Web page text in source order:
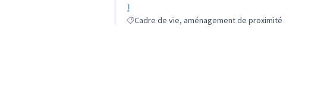
!
Cadre de vie, aménagement de proximité